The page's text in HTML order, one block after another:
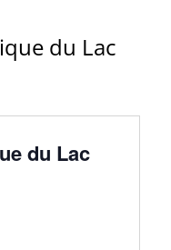
du Lac
du Lac